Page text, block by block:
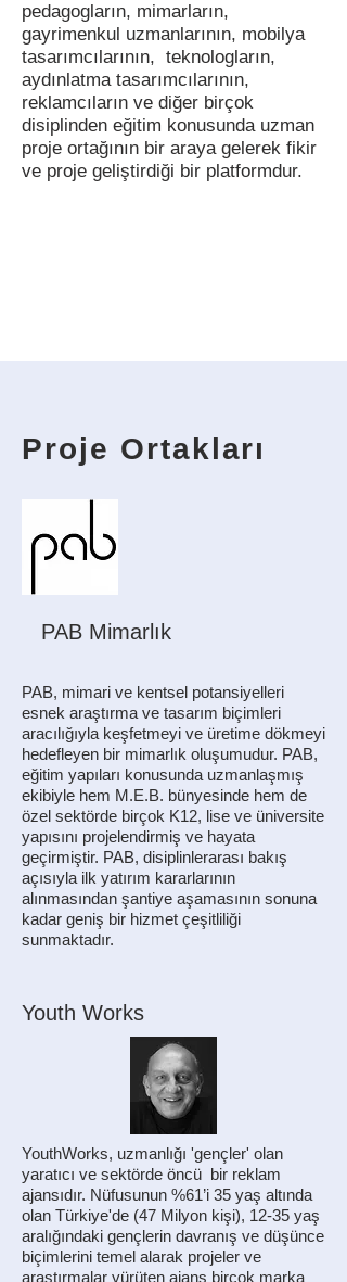
pedagogların, mimarların,
gayrimenkul uzmanlarının, mobilya
tasarımcılarının, teknologların,
aydınlatma tasarımcılarının,
reklamcıların ve diğer birçok
disiplinden eğitim konusunda uzman
proje ortağının bir araya gelerek fikir
ve proje geliştirdiği bir platformdur.
Proje Ortakları
PAB Mimarlık
PAB, mimari ve kentsel potansiyelleri
esnek araştırma ve tasarım biçimleri
aracılığıyla keşfetmeyi ve üretime dökmeyi
hedefleyen bir mimarlık oluşumudur. PAB,
eğitim yapıları konusunda uzmanlaşmış
ekibiyle hem M.E.B. bünyesinde hem de
özel sektörde birçok K12, lise ve üniversite
yapısını projelendirmiş ve hayata
geçirmiştir. PAB, disiplinlerarası bakış
açısıyla ilk yatırım kararlarının
alınmasından şantiye aşamasının sonuna
kadar geniş bir hizmet çeşitliliği
sunmaktadır.
Youth Works
YouthWorks, uzmanlığı 'gençler' olan
yaratıcı ve sektörde öncü bir reklam
ajansıdır. Nüfusunun %61’i 35 yaş altında
olan Türkiye'de (47 Milyon kişi), 12-35 yaş
aralığındaki gençlerin davranış ve düşünce
biçimlerini temel alarak projeler ve
araştırmalar yürüten ajans birçok marka